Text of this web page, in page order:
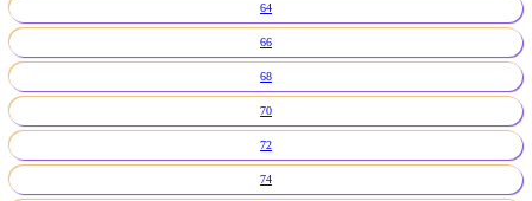
64
66
68
70
72
74